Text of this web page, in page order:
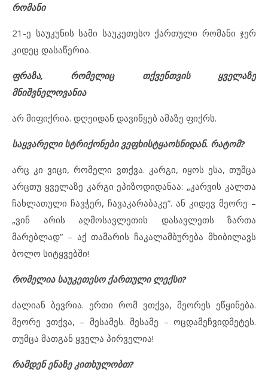
რომანი
21-ე საუკუნის სამი საუკეთესო ქართული რომანი ჯერ
კიდეც დასაწერია.
ფრაზა, რომელიც თქვენთვის ყველაზე
მნიშვნელოვანია
არ მიფიქრია. დღეიდან დავიწყებ ამაზე ფიქრს.
საყვარელი სტრიქონები ვეფხისტყაოსნიდან. რატომ?
არც კი ვიცი, რომელი ვთქვა. კარგი, იყოს ესა, თუმცა
არცთუ ყველაზე კარგი ეპიზოდიდანაა: „კარვის კალთა
ჩახლათული ჩავჭერ, ჩავაკარაბაკე”. ან კიდევ მეორე –
„ვინ არის აღმოსავლეთის დასავლეთს ზართა
მარებლად” – აქ თამარის ჩაკალამბურება მხიბილავს
ბოლო სიტყვებში!
რომელია საუკეთესო ქართული ლექსი?
ძალიან ბევრია. ერთი რომ ვთქვა, მეორეს ეწყინება.
მეორე ვთქვა, – მესამეს. მესამე – ოცდამეჩვიდმეტეს.
თუმცა მათგან ყველა პირველია!
რამდენ ენაზე კითხულობთ?